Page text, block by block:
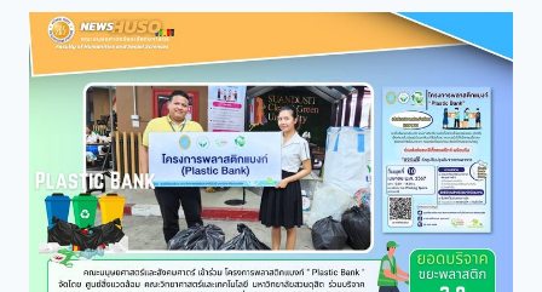
สื่อสาร”
จัดการ
อบรม
ภาษา
อังกฤษ
ให้
แก่
บุคลากร
ของ
สำนัก
กิจการ